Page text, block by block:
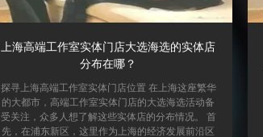
上海高端工作室实体门店大选海选的实体店
分布在哪？
探寻上海高端工作室实体门店位置 在上海这座繁华
的大都市，高端工作室实体门店的大选海选活动备
受关注，众多人想了解这些实体店的分布情况。 首
先，在浦东新区，这里作为上海的经济发展前沿区